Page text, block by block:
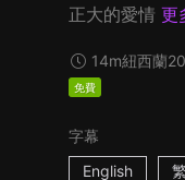
正大的愛情 更
14m紐西蘭
免費
字幕
English